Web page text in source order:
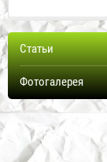
Статьи
Фотогалерея